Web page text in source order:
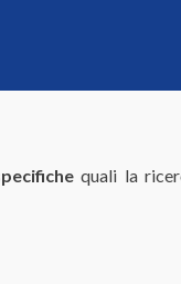
quali la